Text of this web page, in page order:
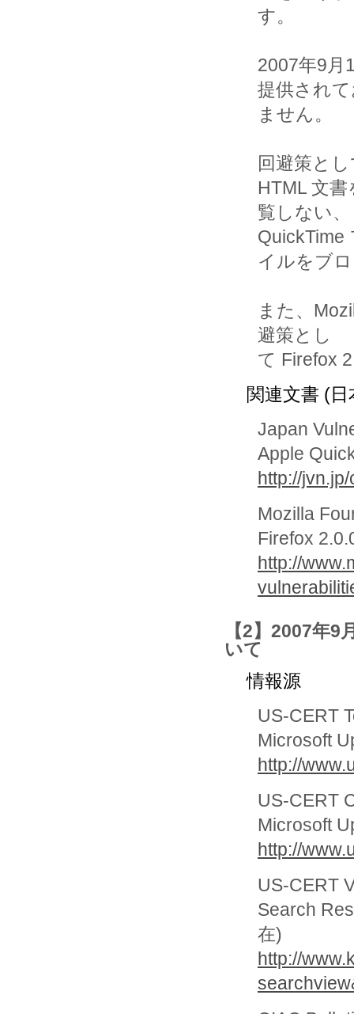
す。
2007年9月
提供され
ません。
回避策と
HTML 文書
覧しない
QuickTime
イルをブ
また、
避策とし
て Firefox
関連文書 (日
Japan
Apple
http://
Mozilla
Firefox
http://
【2】2007年
いて
情報源
US-CERT
Microsoft
http://
US-CERT
Microsoft
http://
US-CERT
Search
在)
http://